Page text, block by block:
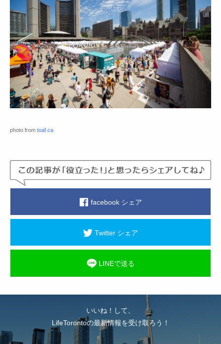
photo from toaf.ca
facebook シェア
Twitter シェア
LINEで送る
いいね！して、
LifeTorontoの最新情報を受け取ろう！